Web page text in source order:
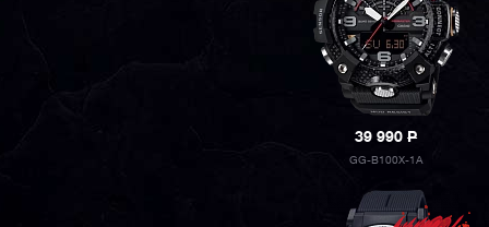
39 990P
GG-B100X-1A